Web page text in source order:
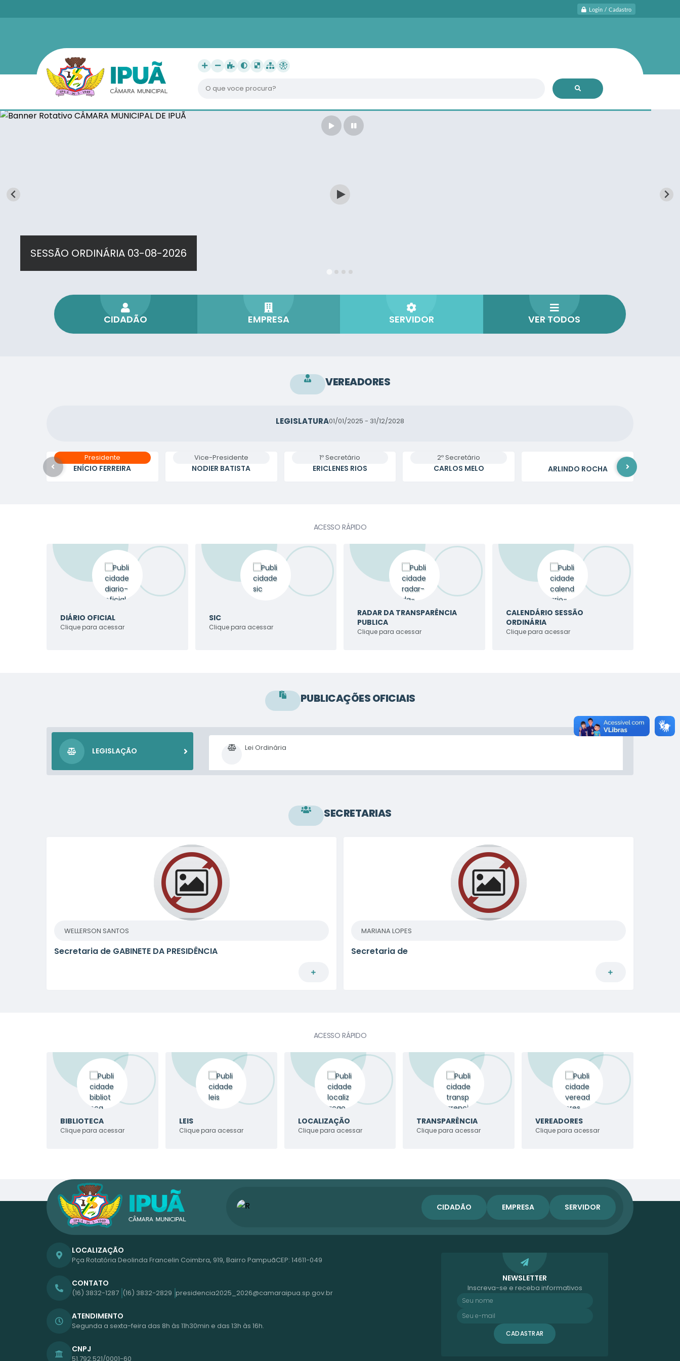
Login / Cadastro
O que voce procura?
CIDADÃO EMPRESA SERVIDOR VER TODOS
VEREADORES
LEGISLATURA01/01/2025 - 31/12/2028
ENÍCIO FERREIRA
Presidente
NODIER BATISTA
Vice-Presidente
ERICLENES RIOS
1º Secretário
CARLOS MELO
2º Secretário
ARLINDO ROCHA
ACESSO RÁPIDO
DIÁRIO OFICIAL
Clique para acessar
SIC
Clique para acessar
RADAR DA TRANSPARÊNCIA
PUBLICA
Clique para acessar
CALENDÁRIO SESSÃO
ORDINÁRIA
Clique para acessar
PUBLICAÇÕES OFICIAIS
LEGISLAÇÃO Lei Ordinária
SECRETARIAS
Secretaria de GABINETE DA PRESIDÊNCIA
WELLERSON SANTOS
Secretaria de
MARIANA LOPES
ACESSO RÁPIDO
BIBLIOTECA
Clique para acessar
LEIS
Clique para acessar
LOCALIZAÇÃO
Clique para acessar
TRANSPARÊNCIA
Clique para acessar
VEREADORES
Clique para acessar
LOCALIZAÇÃO
Pça Rotatória Deolinda Francelin Coimbra, 919, Bairro PampuãCEP: 14611-049
CONTATO
(16) 3832-1287 (16) 3832-2829 presidencia2025_2026@camaraipua.sp.gov.br
ATENDIMENTO
Segunda a sexta-feira das 8h às 11h30min e das 13h às 16h.
CNPJ
51.792.521/0001-60
NEWSLETTER
Inscreva-se e receba informativos
CADASTRAR
CIDADÃO EMPRESA SERVIDOR